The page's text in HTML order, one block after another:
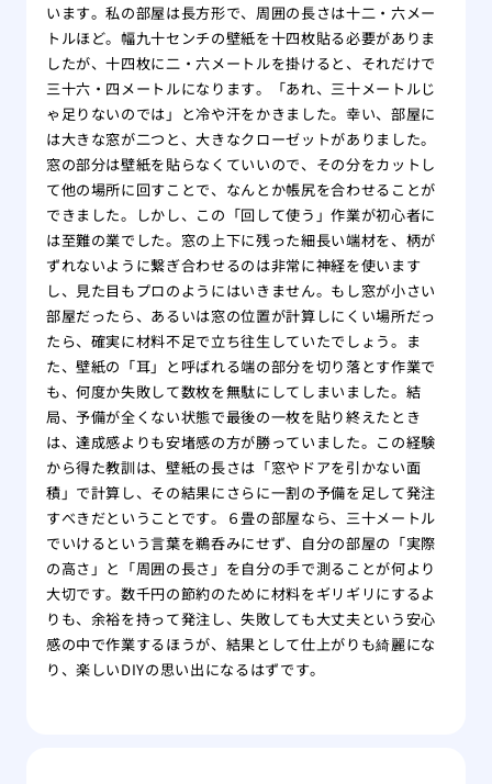
います。私の部屋は長方形で、周囲の長さは十二・六メー
トルほど。幅九十センチの壁紙を十四枚貼る必要がありま
したが、十四枚に二・六メートルを掛けると、それだけで
三十六・四メートルになります。「あれ、三十メートルじ
ゃ足りないのでは」と冷や汗をかきました。幸い、部屋に
は大きな窓が二つと、大きなクローゼットがありました。
窓の部分は壁紙を貼らなくていいので、その分をカットし
て他の場所に回すことで、なんとか帳尻を合わせることが
できました。しかし、この「回して使う」作業が初心者に
は至難の業でした。窓の上下に残った細長い端材を、柄が
ずれないように繋ぎ合わせるのは非常に神経を使います
し、見た目もプロのようにはいきません。もし窓が小さい
部屋だったら、あるいは窓の位置が計算しにくい場所だっ
たら、確実に材料不足で立ち往生していたでしょう。ま
た、壁紙の「耳」と呼ばれる端の部分を切り落とす作業で
も、何度か失敗して数枚を無駄にしてしまいました。結
局、予備が全くない状態で最後の一枚を貼り終えたとき
は、達成感よりも安堵感の方が勝っていました。この経験
から得た教訓は、壁紙の長さは「窓やドアを引かない面
積」で計算し、その結果にさらに一割の予備を足して発注
すべきだということです。６畳の部屋なら、三十メートル
でいけるという言葉を鵜呑みにせず、自分の部屋の「実際
の高さ」と「周囲の長さ」を自分の手で測ることが何より
大切です。数千円の節約のために材料をギリギリにするよ
りも、余裕を持って発注し、失敗しても大丈夫という安心
感の中で作業するほうが、結果として仕上がりも綺麗にな
り、楽しいDIYの思い出になるはずです。